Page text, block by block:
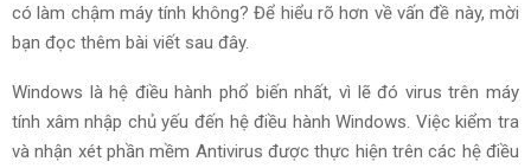
có làm chậm máy tính không? Để hiểu rõ hơn về vấn đề này, mời
bạn đọc thêm bài viết sau đây.
Windows là hệ điều hành phổ biến nhất, vì lẽ đó virus trên máy
tính xâm nhập chủ yếu đến hệ điều hành Windows. Việc kiểm tra
vànhận xétphần mềm Antivirus được thực hiện trên các hệ điều